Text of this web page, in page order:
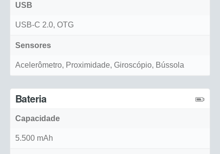
USB
USB-C 2.0, OTG
Sensores
Acelerômetro, Proximidade, Giroscópio, Bússola
Bateria
Capacidade
5.500 mAh